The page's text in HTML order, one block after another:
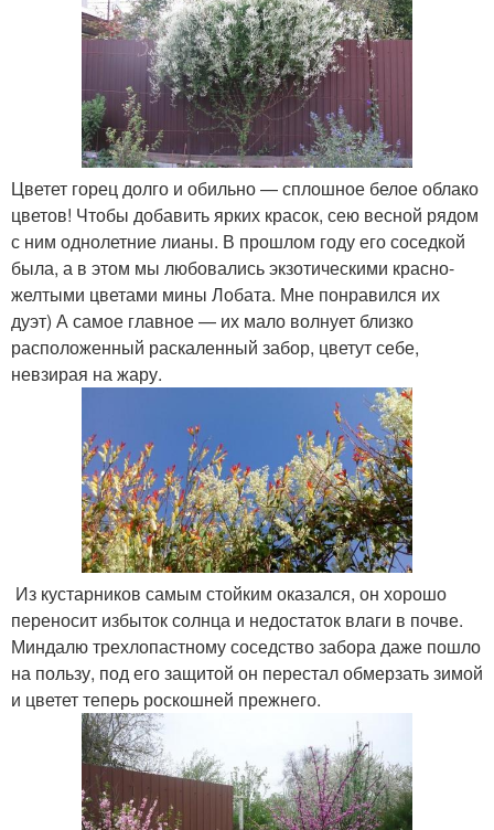
Цветет горец долго и обильно — сплошное белое облако
цветов! Чтобы добавить ярких красок, сею весной рядом
с ним однолетние лианы. В прошлом году его соседкой
была, а в этом мы любовались экзотическими красно-
желтыми цветами мины Лобата. Мне понравился их
дуэт) А самое главное — их мало волнует близко
расположенный раскаленный забор, цветут себе,
невзирая на жару.
Из кустарников самым стойким оказался, он хорошо
переносит избыток солнца и недостаток влаги в почве.
Миндалю трехлопастному соседство забора даже пошло
на пользу, под его защитой он перестал обмерзать зимой
и цветет теперь роскошней прежнего.